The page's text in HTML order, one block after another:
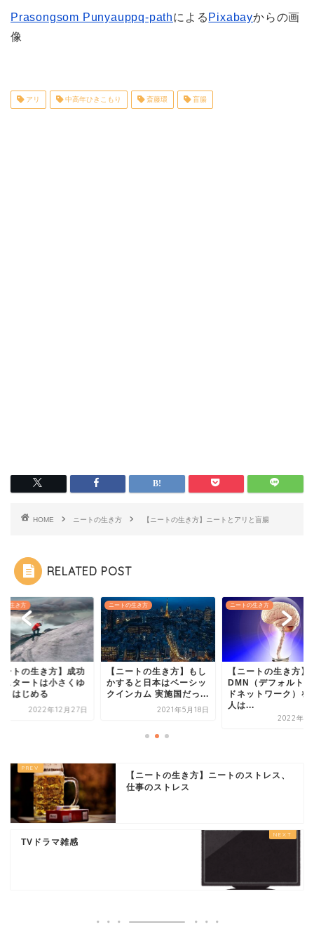
Prasongsom Punyauppq-pathによる Pixabayからの画
像
アリ 中高年ひきこもり 斎藤環 盲腸
HOME ニートの生き方 【ニートの生き方】ニートとアリと盲腸
RELATED POST
の生き方
ートの生き方】成功
スタートは小さくゆ
りはじめる
2022年12月27日
ニートの生き方
【ニートの生き方】もし
かすると日本はベーシッ
クインカム 実施国だっ...
2021年5月18日
ニートの生き方
【ニートの生き方】
DMN（デフォルト
ドネットワーク）を
人は...
2022年11
【ニートの生き方】ニートのストレス、
仕事のストレス
TVドラマ雑感